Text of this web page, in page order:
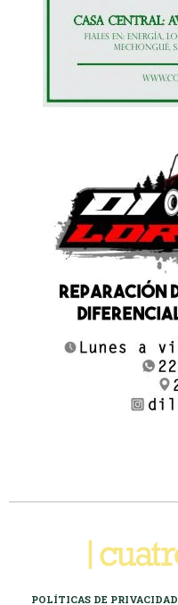
POLÍTICAS DE PRIVACIDAD